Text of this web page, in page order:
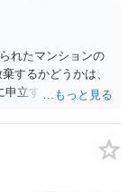
れたマンションの
するかどうかは、
申立すれば3カ月の
ラ金が数年も放置
れる可能性はほぼ
いた案件で、期間
ど相当な財産が見